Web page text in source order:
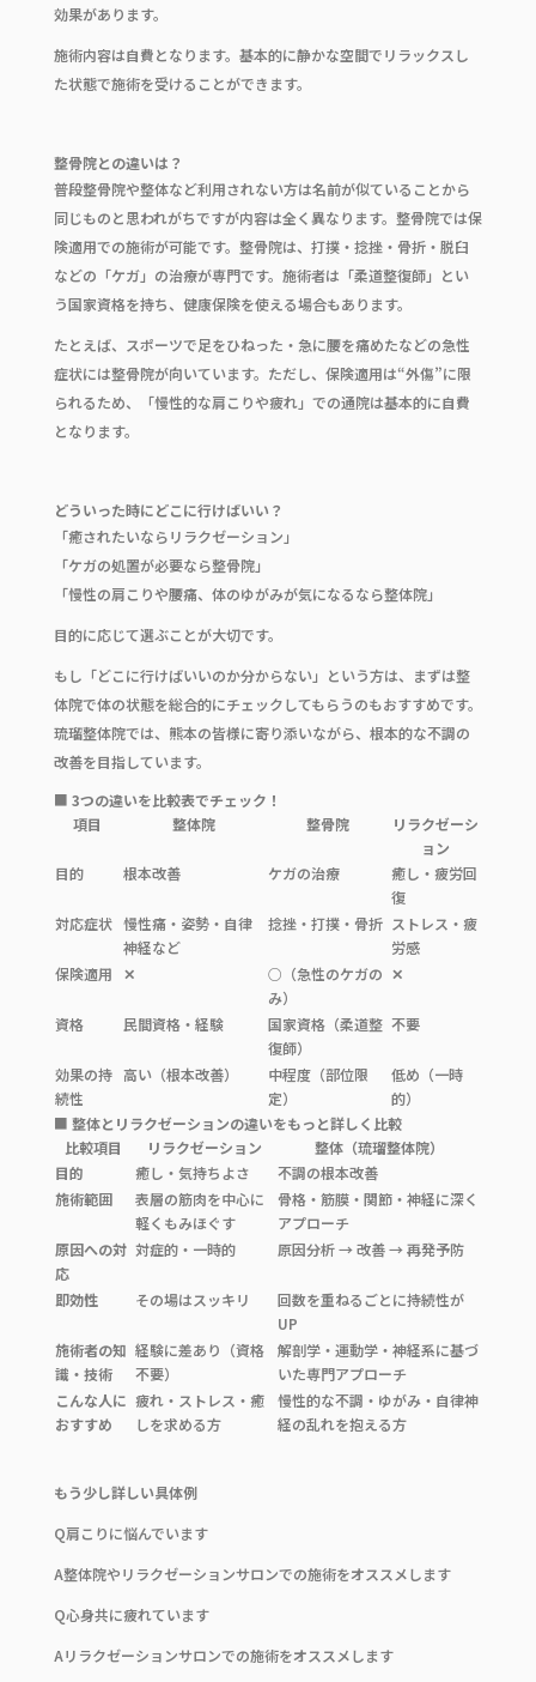
効果があります。
施術内容は自費となります。基本的に静かな空間でリラックスし
た状態で施術を受けることができます。
整骨院との違いは？
普段整骨院や整体など利用されない方は名前が似ていることから
同じものと思われがちですが内容は全く異なります。整骨院では保
険適用での施術が可能です。整骨院は、打撲・捻挫・骨折・脱臼
などの「ケガ」の治療が専門です。施術者は「柔道整復師」とい
う国家資格を持ち、健康保険を使える場合もあります。
たとえば、スポーツで足をひねった・急に腰を痛めたなどの急性
症状には整骨院が向いています。ただし、保険適用は“外傷”に限
られるため、「慢性的な肩こりや疲れ」での通院は基本的に自費
となります。
どういった時にどこに行けばいい？
「癒されたいならリラクゼーション」
「ケガの処置が必要なら整骨院」
「慢性の肩こりや腰痛、体のゆがみが気になるなら整体院」
目的に応じて選ぶことが大切です。
もし「どこに行けばいいのか分からない」という方は、まずは整
体院で体の状態を総合的にチェックしてもらうのもおすすめです。
琉瑠整体院では、熊本の皆様に寄り添いながら、根本的な不調の
改善を目指しています。
■ 3つの違いを比較表でチェック！
項目
整体院 整骨院
リラクゼーシ
ョン
目的
根本改善 ケガの治療
癒し・疲労回
復
対応症状 慢性痛・姿勢・自律
神経など
捻挫・打撲・骨折 ストレス・疲
労感
保険適用
✕
○（急性のケガの
み）
✕
資格 民間資格・経験
国家資格（柔道整
復師）
不要
効果の持
続性
高い（根本改善）
中程度（部位限
定）
低め（一時
的）
■ 整体とリラクゼーションの違いをもっと詳しく比較
比較項目
リラクゼーション
整体（琉瑠整体院）
目的
癒し・気持ちよさ
不調の根本改善
施術範囲
表層の筋肉を中心に
軽くもみほぐす
骨格・筋膜・関節・神経に深く
アプローチ
原因への対
応
対症的・一時的 原因分析 → 改善 → 再発予防
即効性 その場はスッキリ
回数を重ねるごとに持続性が
UP
施術者の知
識・技術
経験に差あり（資格
不要）
解剖学・運動学・神経系に基づ
いた専門アプローチ
こんな人に
おすすめ
疲れ・ストレス・癒
しを求める方
慢性的な不調・ゆがみ・自律神
経の乱れを抱える方
もう少し詳しい具体例
Q肩こりに悩んでいます
A整体院やリラクゼーションサロンでの施術をオススメします
Q心身共に疲れています
Aリラクゼーションサロンでの施術をオススメします